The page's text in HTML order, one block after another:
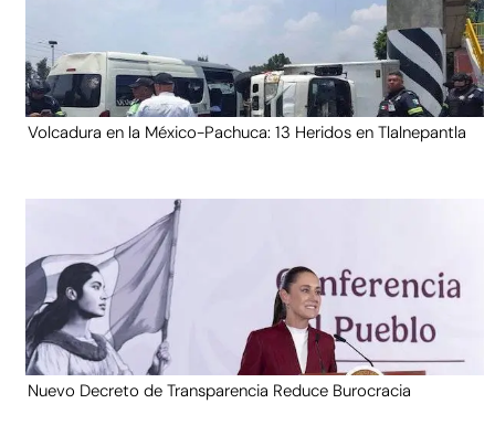
Volcadura en la México-Pachuca: 13 Heridos en Tlalnepantla
Nuevo Decreto de Transparencia Reduce Burocracia